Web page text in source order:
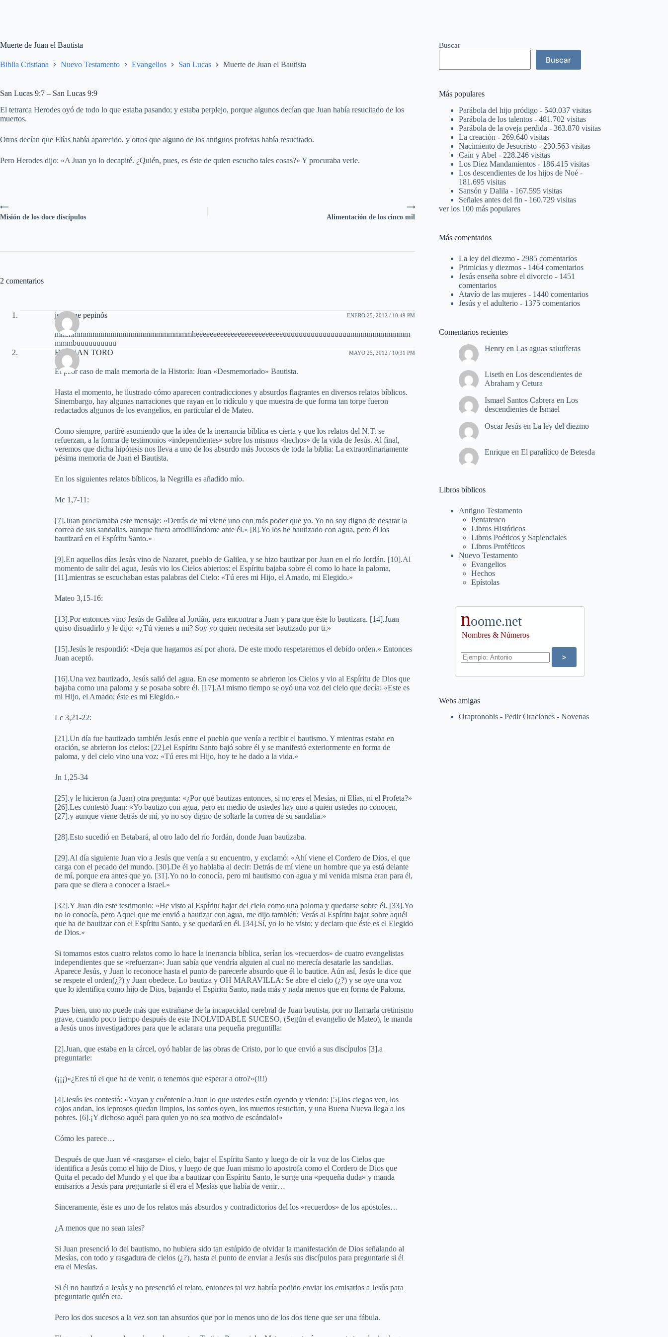
Muerte de Juan el Bautista
Biblia Cristiana Nuevo Testamento Evangelios San Lucas Muerte de Juan el Bautista
San Lucas 9:7 – San Lucas 9:9
El tetrarca Herodes oyó de todo lo que estaba pasando; y estaba perplejo, porque algunos decían que Juan había resucitado de los
muertos.
Otros decían que Elías había aparecido, y otros que alguno de los antiguos profetas había resucitado.
Pero Herodes dijo: «A Juan yo lo decapité. ¿Quién, pues, es éste de quien escucho tales cosas?» Y procuraba verle.
⟶
Alimentación de los cinco mil
⟵
Misión de los doce discípulos
2 comentarios
jocelyne pepinós ENERO 25, 2012 / 10:49 PM
mmmmmmmmmmmmmmmmmmmmmmmheeeeeeeeeeeeeeeeeeeeeeeeeuuuuuuuuuuuuuuuuummmmmmmmmm
mmmbuuuuuuuuuu
HERNAN TORO
MAYO 25, 2012 / 10:31 PM
El peor caso de mala memoria de la Historia: Juan «Desmemoriado» Bautista.
Hasta el momento, he ilustrado cómo aparecen contradicciones y absurdos flagrantes en diversos relatos bíblicos.
Sinembargo, hay algunas narraciones que rayan en lo ridículo y que muestra de que forma tan torpe fueron
redactados algunos de los evangelios, en particular el de Mateo.
Como siempre, partiré asumiendo que la idea de la inerrancia bíblica es cierta y que los relatos del N.T. se
refuerzan, a la forma de testimonios «independientes» sobre los mismos «hechos» de la vida de Jesús. Al final,
veremos que dicha hipótesis nos lleva a uno de los absurdo más Jocosos de toda la biblia: La extraordinariamente
pésima memoria de Juan el Bautista.
En los siguientes relatos bíblicos, la Negrilla es añadido mío.
Mc 1,7-11:
[7].Juan proclamaba este mensaje: «Detrás de mí viene uno con más poder que yo. Yo no soy digno de desatar la
correa de sus sandalias, aunque fuera arrodillándome ante él.» [8].Yo los he bautizado con agua, pero él los
bautizará en el Espíritu Santo.»
[9].En aquellos días Jesús vino de Nazaret, pueblo de Galilea, y se hizo bautizar por Juan en el río Jordán. [10].Al
momento de salir del agua, Jesús vio los Cielos abiertos: el Espíritu bajaba sobre él como lo hace la paloma,
[11].mientras se escuchaban estas palabras del Cielo: «Tú eres mi Hijo, el Amado, mi Elegido.»
Mateo 3,15-16:
[13].Por entonces vino Jesús de Galilea al Jordán, para encontrar a Juan y para que éste lo bautizara. [14].Juan
quiso disuadirlo y le dijo: «¿Tú vienes a mí? Soy yo quien necesita ser bautizado por ti.»
[15].Jesús le respondió: «Deja que hagamos así por ahora. De este modo respetaremos el debido orden.» Entonces
Juan aceptó.
[16].Una vez bautizado, Jesús salió del agua. En ese momento se abrieron los Cielos y vio al Espíritu de Dios que
bajaba como una paloma y se posaba sobre él. [17].Al mismo tiempo se oyó una voz del cielo que decía: «Este es
mi Hijo, el Amado; éste es mi Elegido.»
Lc 3,21-22:
[21].Un día fue bautizado también Jesús entre el pueblo que venía a recibir el bautismo. Y mientras estaba en
oración, se abrieron los cielos: [22].el Espíritu Santo bajó sobre él y se manifestó exteriormente en forma de
paloma, y del cielo vino una voz: «Tú eres mi Hijo, hoy te he dado a la vida.»
Jn 1,25-34
[25].y le hicieron (a Juan) otra pregunta: «¿Por qué bautizas entonces, si no eres el Mesías, ni Elías, ni el Profeta?»
[26].Les contestó Juan: «Yo bautizo con agua, pero en medio de ustedes hay uno a quien ustedes no conocen,
[27].y aunque viene detrás de mí, yo no soy digno de soltarle la correa de su sandalia.»
[28].Esto sucedió en Betabará, al otro lado del río Jordán, donde Juan bautizaba.
[29].Al día siguiente Juan vio a Jesús que venía a su encuentro, y exclamó: «Ahí viene el Cordero de Dios, el que
carga con el pecado del mundo. [30].De él yo hablaba al decir: Detrás de mí viene un hombre que ya está delante
de mí, porque era antes que yo. [31].Yo no lo conocía, pero mi bautismo con agua y mi venida misma eran para él,
para que se diera a conocer a Israel.»
[32].Y Juan dio este testimonio: «He visto al Espíritu bajar del cielo como una paloma y quedarse sobre él. [33].Yo
no lo conocía, pero Aquel que me envió a bautizar con agua, me dijo también: Verás al Espíritu bajar sobre aquél
que ha de bautizar con el Espíritu Santo, y se quedará en él. [34].Sí, yo lo he visto; y declaro que éste es el Elegido
de Dios.»
Si tomamos estos cuatro relatos como lo hace la inerrancia bíblica, serían los «recuerdos» de cuatro evangelistas
independientes que se «refuerzan»: Juan sabía que vendría alguien al cual no merecía desatarle las sandalias.
Aparece Jesús, y Juan lo reconoce hasta el punto de parecerle absurdo que él lo bautice. Aún así, Jesús le dice que
se respete el orden(¿?) y Juan obedece. Lo bautiza y OH MARAVILLA: Se abre el cielo (¿?) y se oye una voz
que lo identifica como hijo de Dios, bajando el Espiritu Santo, nada más y nada menos que en forma de Paloma.
Pues bien, uno no puede más que extrañarse de la incapacidad cerebral de Juan bautista, por no llamarla cretinismo
grave, cuando poco tiempo después de este INOLVIDABLE SUCESO, (Según el evangelio de Mateo), le manda
a Jesús unos investigadores para que le aclarara una pequeña preguntilla:
[2].Juan, que estaba en la cárcel, oyó hablar de las obras de Cristo, por lo que envió a sus discípulos [3].a
preguntarle:
(¡¡¡)«¿Eres tú el que ha de venir, o tenemos que esperar a otro?»(!!!)
[4].Jesús les contestó: «Vayan y cuéntenle a Juan lo que ustedes están oyendo y viendo: [5].los ciegos ven, los
cojos andan, los leprosos quedan limpios, los sordos oyen, los muertos resucitan, y una Buena Nueva llega a los
pobres. [6].¡Y dichoso aquél para quien yo no sea motivo de escándalo!»
Cómo les parece…
Después de que Juan vé «rasgarse» el cielo, bajar el Espíritu Santo y luego de oir la voz de los Cielos que
identifica a Jesús como el hijo de Dios, y luego de que Juan mismo lo apostrofa como el Cordero de Dios que
Quita el pecado del Mundo y el que iba a bautizar con Espíritu Santo, le surge una «pequeña duda» y manda
emisarios a Jesús para preguntarle si él era el Mesías que había de venir…
Sinceramente, éste es uno de los relatos más absurdos y contradictorios del los «recuerdos» de los apóstoles…
¿A menos que no sean tales?
Si Juan presenció lo del bautismo, no hubiera sido tan estúpido de olvidar la manifestación de Dios señalando al
Mesías, con todo y rasgadura de cielos (¿?), hasta el punto de enviar a Jesús sus discípulos para preguntarle si él
era el Mesías.
Si él no bautizó a Jesús y no presenció el relato, entonces tal vez habría podido enviar los emisarios a Jesús para
preguntarle quién era.
Pero los dos sucesos a la vez son tan absurdos que por lo menos uno de los dos tiene que ser una fábula.
Buscar
Buscar
Más populares
Parábola del hijo pródigo - 540.037 visitas
Parábola de los talentos - 481.702 visitas
Parábola de la oveja perdida - 363.870 visitas
La creación - 269.640 visitas
Nacimiento de Jesucristo - 230.563 visitas
Caín y Abel - 228.246 visitas
Los Diez Mandamientos - 186.415 visitas
Los descendientes de los hijos de Noé -
181.695 visitas
Sansón y Dalila - 167.595 visitas
Señales antes del fin - 160.729 visitas
ver los 100 más populares
Más comentados
La ley del diezmo - 2985 comentarios
Primicias y diezmos - 1464 comentarios
Jesús enseña sobre el divorcio - 1451
comentarios
Atavío de las mujeres - 1440 comentarios
Jesús y el adulterio - 1375 comentarios
Comentarios recientes
Henry enLas aguas salutíferas
Liseth enLos descendientes de
Abraham y Cetura
Ismael Santos Cabrera enLos
descendientes de Ismael
Oscar Jesús enLa ley del diezmo
Enrique enEl paralítico de Betesda
Libros bíblicos
Antiguo Testamento
Pentateuco
Libros Históricos
Libros Poéticos y Sapienciales
Libros Proféticos
Nuevo Testamento
Evangelios
Hechos
Epístolas
noome.net
Nombres & Números
Webs amigas
Orapronobis - Pedir Oraciones - Novenas